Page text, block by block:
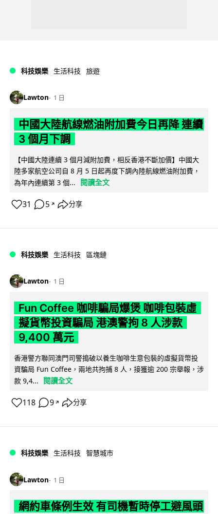
科技娛樂 生活科技 旅遊
Lawton 1 日
中國大陸航線燃油附加費今日再降 連續
3 個月下調
【中國大陸連續 3 個月減附加費，相反香港不斷加價】中國大
陸多家航空公司自 8 月 5 日起再度下調內陸航線燃油附加費，
為年內連續第 3 個...
閱讀全文
31 5 ↗ 分享
科技娛樂 生活科技 區塊鏈
Lawton 1 日
Fun Coffee 咖啡騙局爆煲 咖啡包裝虛
擬貨幣投資騙局 港澳警拘 8 人涉款
9,400 萬元
香港警方聯同澳門司警搗破以養生咖啡生意包裝的虛擬貨幣投
資騙局 Fun Coffee，兩地共拘捕 8 人，接獲逾 200 宗舉報，涉
款 9,4...
閱讀全文
118 9 ↗ 分享
科技娛樂 生活科技 智慧城市
Lawton 1 日
網約車條例生效 有司機暫時停工避風頭